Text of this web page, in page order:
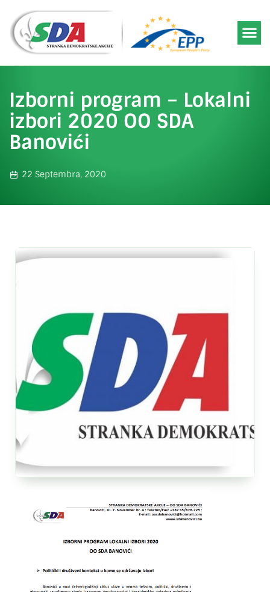
Izborni program – Lokalni
izbori 2020 OO SDA
Banovići
22 Septembra, 2020